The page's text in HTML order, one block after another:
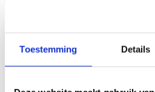
Toestemming Details